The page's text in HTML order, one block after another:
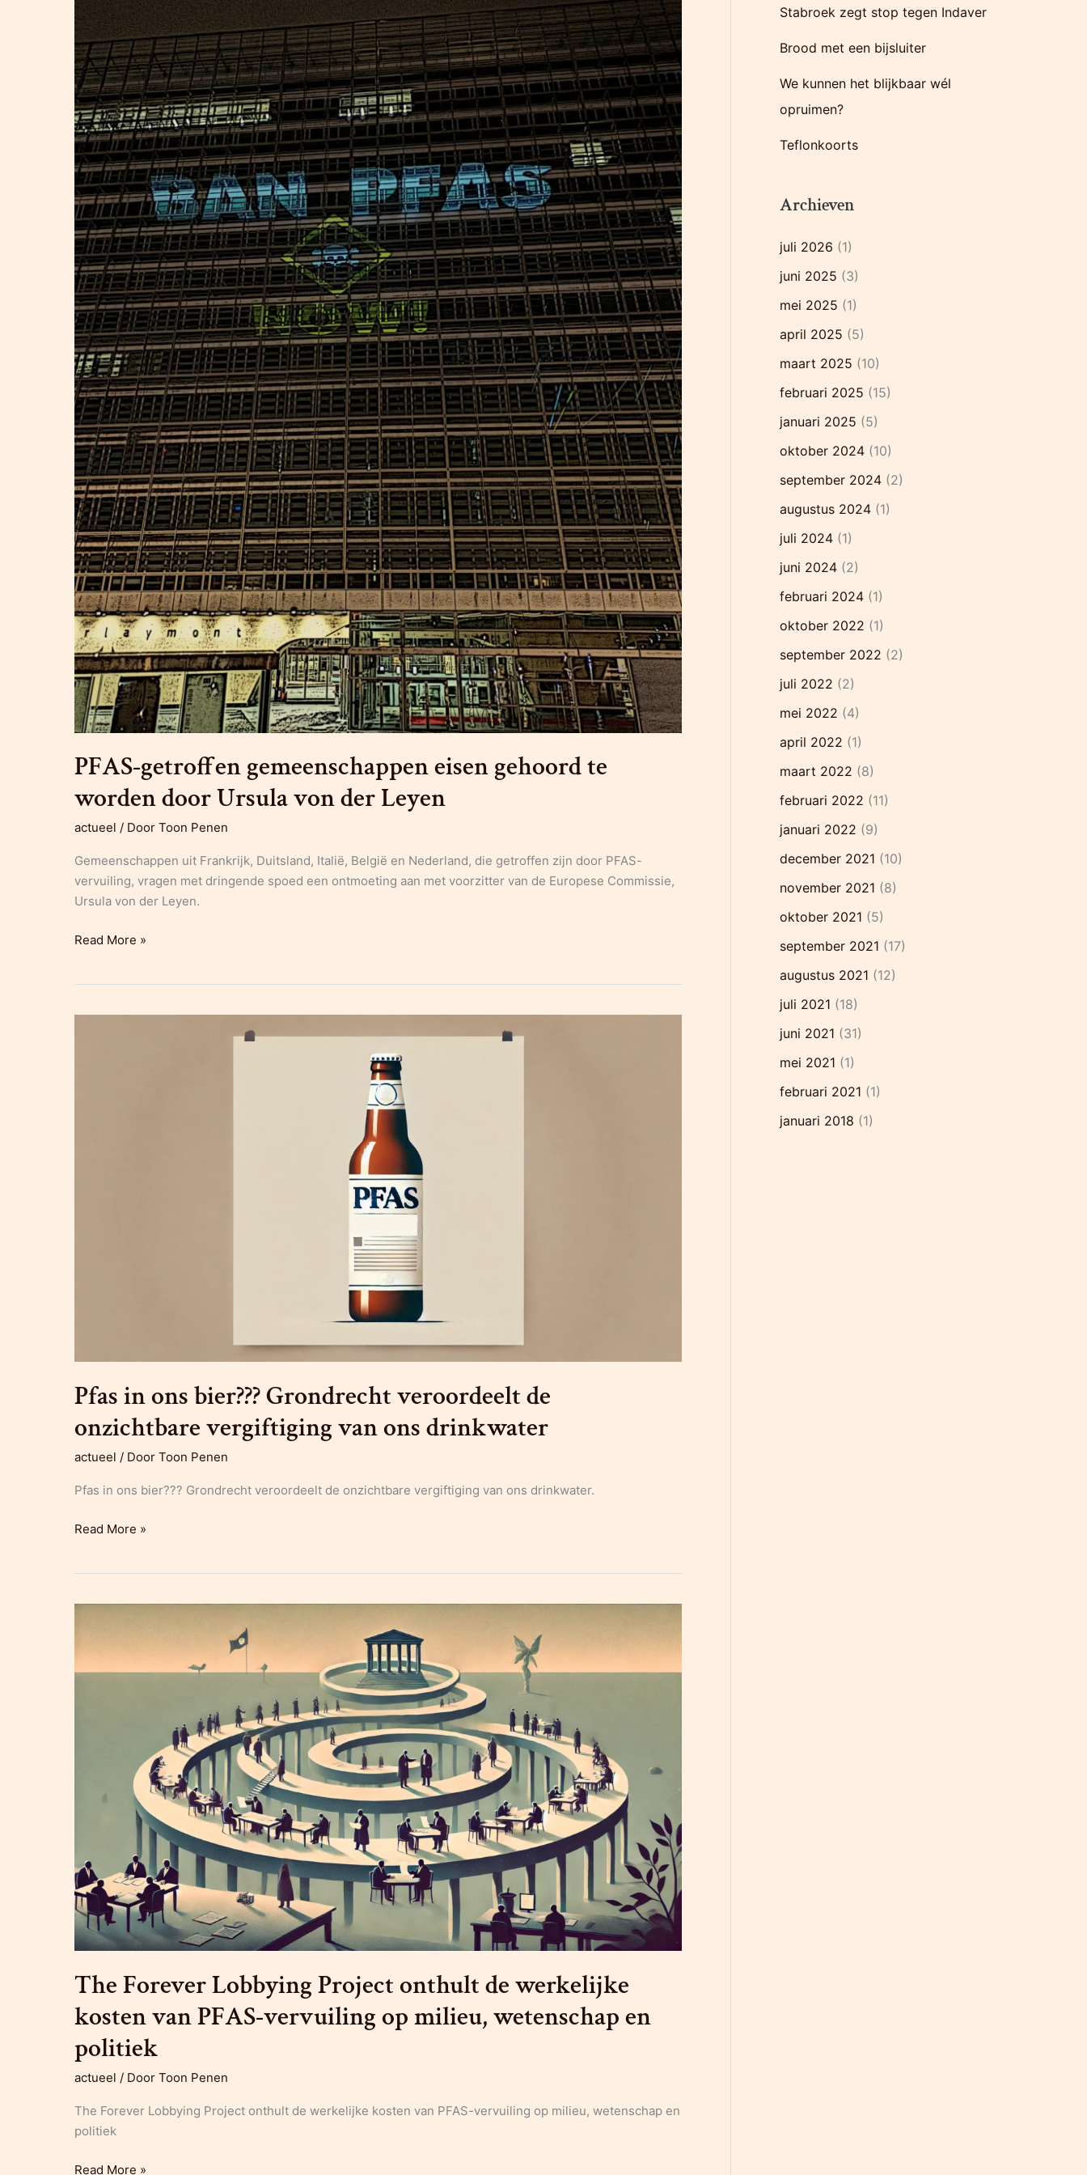
PFAS-getroffen gemeenschappen eisen gehoord te
worden door Ursula von der Leyen
actueel / Door Toon Penen
Gemeenschappen uit Frankrijk, Duitsland, Italië, België en Nederland, die getroffen zijn door PFAS-
vervuiling, vragen met dringende spoed een ontmoeting aan met voorzitter van de Europese Commissie,
Ursula von der Leyen.
PFAS-
gehoord
Read More »
Pfas in ons bier??? Grondrecht veroordeelt de
onzichtbare vergiftiging van ons drinkwater
actueel / Door Toon Penen
Pfas in ons bier??? Grondrecht veroordeelt de onzichtbare vergiftiging van ons drinkwater.
Pfas
Grondrecht
vergiftiging
Read More »
The Forever Lobbying Project onthult de werkelijke
kosten van PFAS-vervuiling op milieu, wetenschap en
politiek
actueel / Door Toon Penen
The Forever Lobbying Project onthult de werkelijke kosten van PFAS-vervuiling op milieu, wetenschap en
politiek
The
Read More »
r
:
Stabroek zegt stop tegen Indaver
Brood met een bijsluiter
We kunnen het blijkbaar wél
opruimen?
Teflonkoorts
Archieven
juli 2026 (1)
juni 2025 (3)
mei 2025 (1)
april 2025 (5)
maart 2025 (10)
februari 2025 (15)
januari 2025 (5)
oktober 2024 (10)
september 2024 (2)
augustus 2024 (1)
juli 2024 (1)
juni 2024 (2)
februari 2024 (1)
oktober 2022 (1)
september 2022 (2)
juli 2022 (2)
mei 2022 (4)
april 2022 (1)
maart 2022 (8)
februari 2022 (11)
januari 2022 (9)
december 2021 (10)
november 2021 (8)
oktober 2021 (5)
september 2021 (17)
augustus 2021 (12)
juli 2021 (18)
juni 2021 (31)
mei 2021 (1)
februari 2021 (1)
januari 2018 (1)